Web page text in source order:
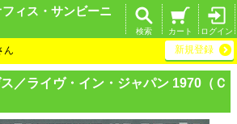
ィス・サンビーニ
ログイン
カート
検索
ん 新規登録
／ライヴ・イ ン・ジャパン 1970（Ｃ